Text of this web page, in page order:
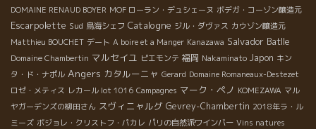
DOMAINE RENAUD BOYER MOF ローラン・デュシェーヌ ボデガ・コーゾン醸造元
Escarpolette Sud 鳥海シェフ Catalogne ジル・ダヴァス カウゾン醸造元
Matthieu BOUCHET デート A boire et a Manger Kanazawa Salvador Batlle
Domaine Chambertin マルセイユ ピエモンテ 福岡 Nakaminato Japon キン
タ・ド・ナポル Angers カタルーニャ Gerard Domaine Romaneaux-Destezet
ロゼ・メティス レカール lot 1016 Campagnes マーク・ペノ KOMEZAWA マル
ヤガーデンズの柳田さん スヴィニャルグ Gevrey-Chambertin 2018年ラ・ル
ミーズ ボジョレ・クリストフ・パカレ パリの自然派ワインバー Vins natures